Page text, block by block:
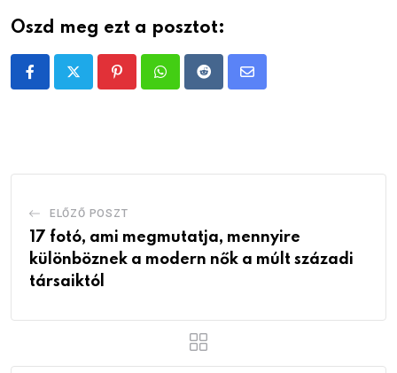
Oszd meg ezt a posztot:
PinterestWhatsappRedditShare
ELŐZŐ POSZT
17 fotó, ami megmutatja, mennyire
különböznek a modern nők a múlt századi
társaiktól